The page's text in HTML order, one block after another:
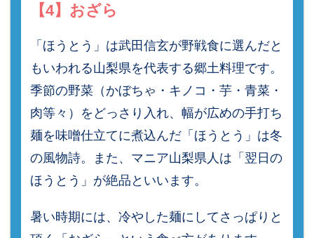
【4】おざら
「ほうとう」は武田信玄が野戦食に選んだと
もいわれる山梨県を代表する郷土料理です。
季節の野菜（かぼちゃ・キノコ・芋・青菜・
肉等々）をどっさり入れ、幅が広めの手打ち
麺を味噌仕立てに煮込んだ「ほうとう」は冬
の風物詩。また、マニア山梨県人は「翌日の
ほうとう」が絶品といいます。
暑い時期には、冷やした麺にしてさっぱりと